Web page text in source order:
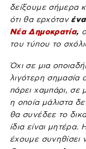
δείξουμε σήμερα
ότι θα ερχόταν
Νέα Δημοκρατία,
του τύπου το
Όχι σε μια
λιγότερη σημασία
πάρει χαμπάρι, σε
η οποία μάλιστα
θα συνέδεε το
ίδια είναι μητέρα.
έχουμε